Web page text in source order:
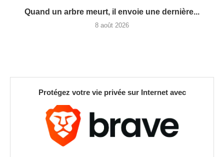
Quand un arbre meurt, il envoie une dernière...
8 août 2026
Protégez votre vie privée sur Internet avec